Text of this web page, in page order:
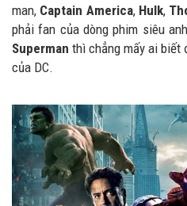
man, Captain America, Hulk,
phải fan của dòng phim siêu
Superman thì chẳng mấy ai biết
của DC.